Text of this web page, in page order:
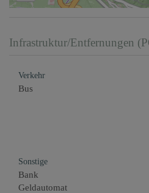
Infrastruktur/Entfernungen
Verkehr
Bus
Sonstige
Bank
Geldautomat